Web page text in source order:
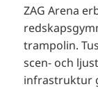
ZAG Arena
trampolin.
scen- och
infrastruktur